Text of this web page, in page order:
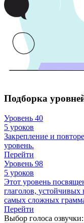
Подборка
Уровень 40
5 уроков
Закрепление и
уровень.
Перейти
Уровень 98
5 уроков
Этот уровень
глаголов,
самых сложных
Перейти
Выбор голоса озвучки: